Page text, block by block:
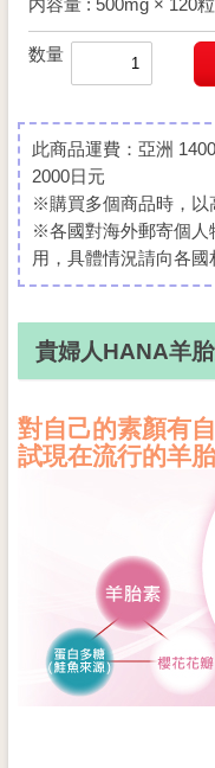
内容量 : 500mg × 120粒
数量
此商品運費：亞洲
2000日元
※購買多個商品時，以
※各國對海外郵寄個人
用，具體情況請向各國
貴婦人HANA羊
對自己的素顏有
試現在流行的羊